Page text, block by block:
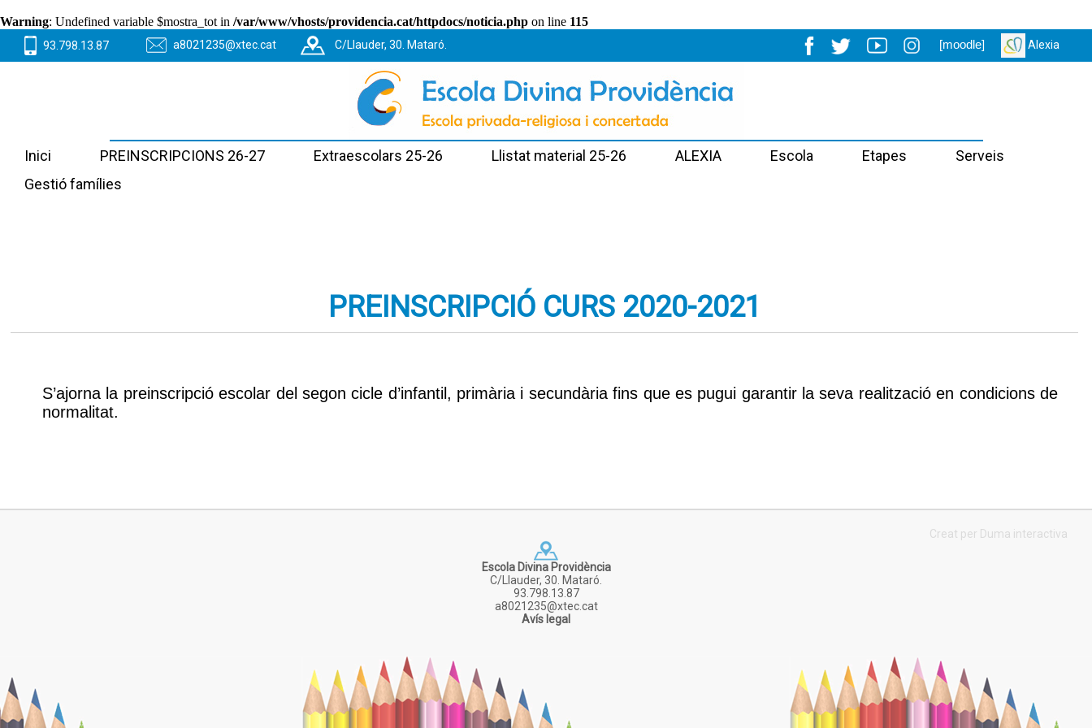
Warning: Undefined variable $mostra_tot in /var/www/vhosts/providencia.cat/httpdocs/noticia.php on line 115
93.798.13.87 a8021235@xtec.cat C/Llauder, 30. Mataró. [moodle] Alexia
Inici PREINSCRIPCIONS 26-27 Extraescolars 25-26 Llistat material 25-26 ALEXIA Escola Etapes
Serveis
Gestió famílies
PREINSCRIPCIÓ CURS 2020-2021
S’ajorna la preinscripció escolar del segon cicle d’infantil, primària i secundària fins que es pugui garantir la seva realització en condicions de
normalitat.
Creat per Duma interactiva
Escola Divina Providència
C/Llauder, 30. Mataró.
93.798.13.87
a8021235@xtec.cat
Avís legal